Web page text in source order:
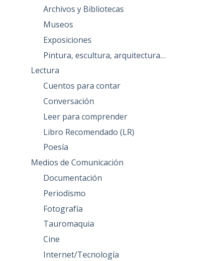
Archivos y Bibliotecas
Museos
Exposiciones
Pintura, escultura, arquitectura…
Lectura
Cuentos para contar
Conversación
Leer para comprender
Libro Recomendado (LR)
Poesía
Medios de Comunicación
Documentación
Periodismo
Fotografía
Tauromaquia
Cine
Internet/Tecnología